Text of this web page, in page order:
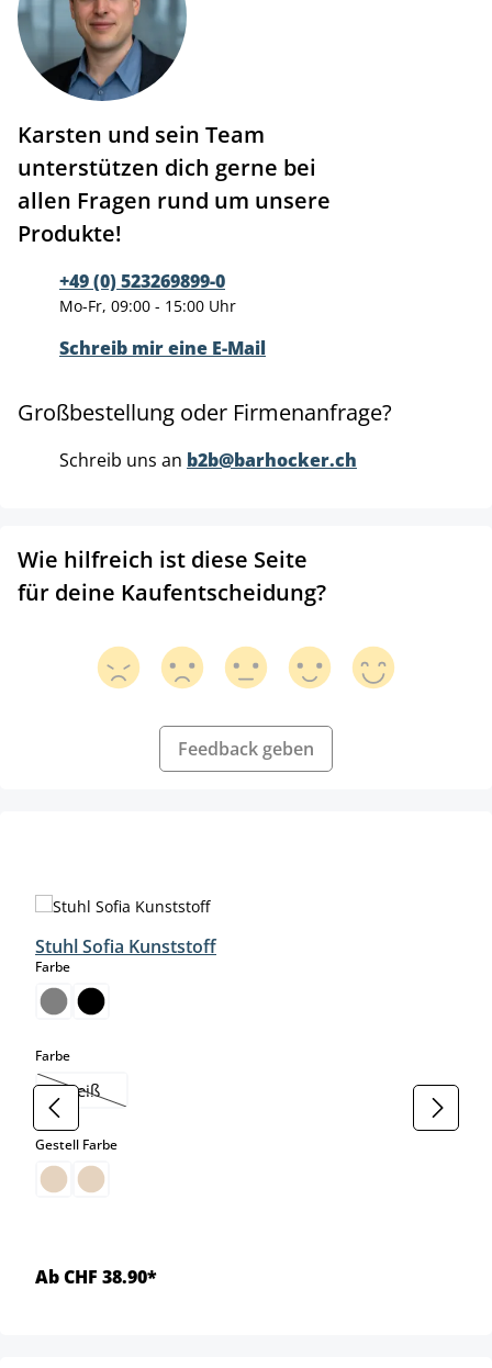
Karsten und sein Team
unterstützen dich gerne bei
allen Fragen rund um unsere
Produkte!
+49 (0) 523269899-0
Mo-Fr, 09:00 - 15:00 Uhr
Schreib mir eine E-Mail
Großbestellung oder Firmenanfrage?
Schreib uns an b2b@barhocker.ch
Wie hilfreich ist diese Seite
für deine Kaufentscheidung?
Feedback geben
Stuhl Sofia Kunststoff
Farbeauswählen
Farbeauswählen
weiß
(Diese Option ist zurzeit nicht verfügbar.)
Gestell Farbeauswählen
Ab CHF 38.90*